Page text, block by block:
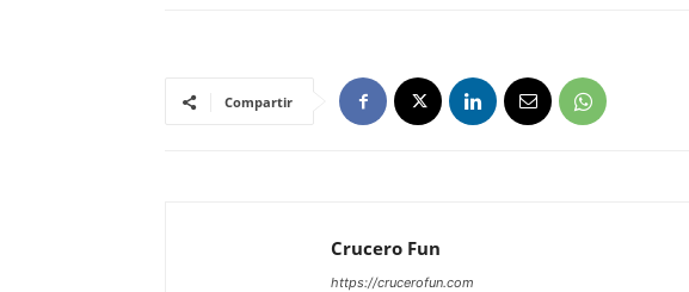
Compartir
Crucero Fun
https://crucerofun.com